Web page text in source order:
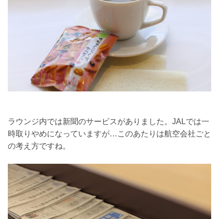
ラウンジ内では新聞のサービスがありました。JALでは一
時取りやめになっていますが…このあたりは航空会社ごと
の考え方ですね。